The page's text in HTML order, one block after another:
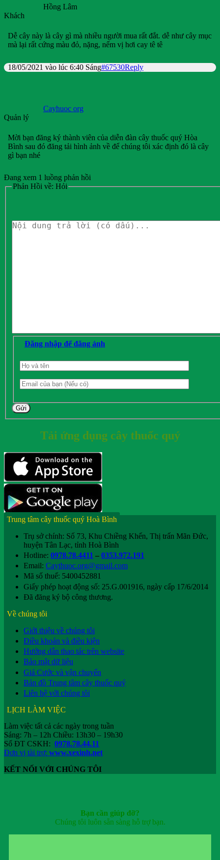
Hồng Lâm
Khách
Dễ cây này là cây gì mà nhiều người mua rất đắt. dễ như cây mục
mà lại rất cứng màu đỏ, nặng, nếm vị hơi cay tê tê
18/05/2021 vào lúc 6:40 Sáng#67530Reply
Cayhuoc org
Quản lý
Mời bạn đăng ký thành viên của diễn đàn cây thuốc quý Hòa
Bình sau đó đăng tải hình ảnh về để chúng tôi xác định đó là cây
gì bạn nhé
Đang xem 1 luồng phản hồi
Phản Hồi về: Hỏi
Đăng nhập để đăng ảnh
Gửi
Tải ứng dụng cây thuốc quý
Trung tâm cây thuốc quý Hoà Bình
Trụ sở chính: Số 73, Khu Chiềng Khến, Thị trấn Mãn Đức,
huyện Tân Lạc, tỉnh Hoà Bình
Hotline: 0978.78.4411 – 0353.972.191
Email: Caythuoc.org@gmail.com
Mã số thuế: 5400452881
Giấy phép hoạt động số: 25.G.001916, ngày cấp 17/6/2014
Đã đăng ký bộ công thương.
Về chúng tôi
Giới thiệu về chúng tôi
Điều khoản và điều kiện
Hướng dẫn thao tác trên website
Bảo mật dữ liệu
Giá Cước và vận chuyển
Bản đồ Trung tâm cây thuốc quý
Liên hệ với chúng tôi
LỊCH LÀM VIỆC
Làm việc tất cả các ngày trong tuần
Sáng: 7h – 12h Chiều: 13h30 – 19h30
Số ĐT CSKH: 0978.78.44.11
Đơn vị tài trợ: www.xexinh.net
KẾT NỐI VỚI CHÚNG TÔI
Bạn cần giúp đỡ?
Chúng tôi luôn sẵn sàng hỗ trợ bạn.